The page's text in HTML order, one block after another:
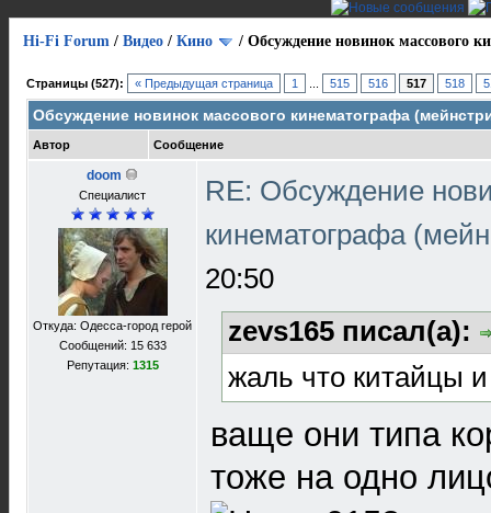
Hi-Fi Forum / Видео / Кино / Обсуждение новинок массового
Страницы (527): « Предыдущая страница 1 515 516 517 518
Обсуждение новинок массового кинематографа
Автор Сообщение
doom
Специалист
Откуда: Одесса-город герой
Сообщений: 15 633
Репутация: 1315
RE: Обсуждение
кинематографа
20:50
zevs165 писал(а):
жаль что китайцы
ваще они типа
тоже на одно